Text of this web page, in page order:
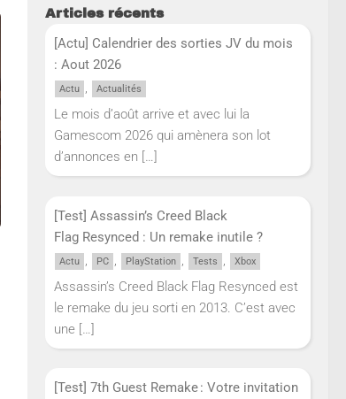
Articles récents
[Actu] Calendrier des sorties JV du mois
: Aout 2026
Actu , Actualités
Le mois d’août arrive et avec lui la
Gamescom 2026 qui amènera son lot
d’annonces en […]
[Test] Assassin’s Creed Black
Flag Resynced : Un remake inutile ?
Actu , PC , PlayStation , Tests , Xbox
Assassin’s Creed Black Flag Resynced est
le remake du jeu sorti en 2013. C’est avec
une […]
[Test] 7th Guest Remake : Votre invitation